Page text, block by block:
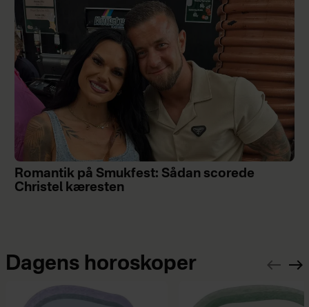
Romantik på Smukfest: Sådan scorede
Christel kæresten
Dagens horoskoper